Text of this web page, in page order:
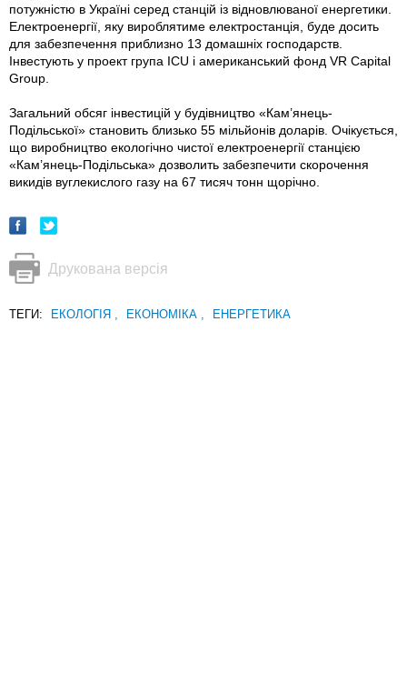
потужністю в Україні серед станцій із відновлюваної енергетики.
Електроенергії, яку вироблятиме електростанція, буде досить
для забезпечення приблизно 13 домашніх господарств.
Інвестують у проект група ICU і американський фонд VR Capital
Group.
Загальний обсяг інвестицій у будівництво «Кам’янець-
Подільської» становить близько 55 мільйонів доларів. Очікується,
що виробництво екологічно чистої електроенергії станцією
«Кам’янець-Подільська» дозволить забезпечити скорочення
викидів вуглекислого газу на 67 тисяч тонн щорічно.
Друкована версія
ТЕГИ: ЕКОЛОГІЯ ЕКОНОМІКА ЕНЕРГЕТИКА